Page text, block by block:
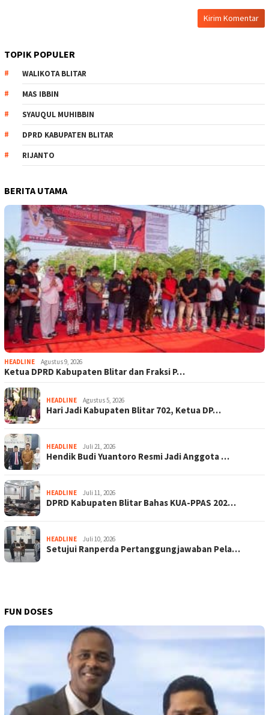
TOPIK POPULER
WALIKOTA BLITAR
MAS IBBIN
SYAUQUL MUHIBBIN
DPRD KABUPATEN BLITAR
RIJANTO
BERITA UTAMA
HEADLINE Agustus 9, 2026
Ketua DPRD Kabupaten Blitar dan Fraksi P…
HEADLINE Agustus 5, 2026
Hari Jadi Kabupaten Blitar 702, Ketua DP…
HEADLINE Juli 21, 2026
Hendik Budi Yuantoro Resmi Jadi Anggota …
HEADLINE Juli 11, 2026
DPRD Kabupaten Blitar Bahas KUA-PPAS 202…
HEADLINE Juli 10, 2026
Setujui Ranperda Pertanggungjawaban Pela…
FUN DOSES